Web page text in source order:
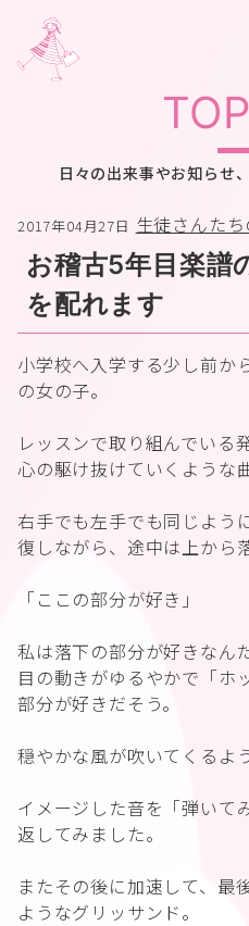
日々の出来事やお知らせ
2017年04月27日 生徒さんた
お稽古5年目楽譜
を配れます
小学校へ入学する少し前か
の女の子。
レッスンで取り組んでいる
心の駆け抜けていくような曲
右手でも左手でも同じよ
復しながら、途中は上から
「ここの部分が好き」
私は落下の部分が好きなん
目の動きがゆるやかで「ホ
部分が好きだそう。
穏やかな風が吹いてくるよ
イメージした音を「弾いて
返してみました。
またその後に加速して、最
ようなグリッサンド。